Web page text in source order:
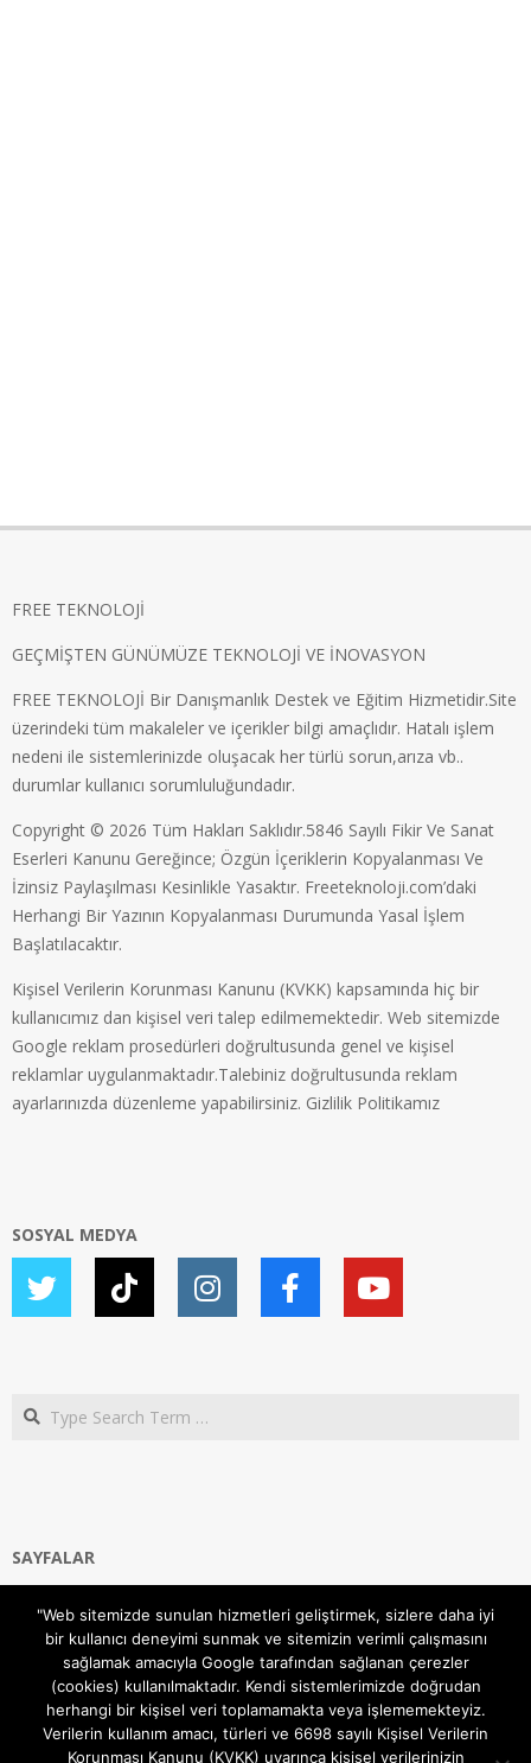
FREE TEKNOLOJİ
GEÇMİŞTEN GÜNÜMÜZE TEKNOLOJİ VE İNOVASYON
FREE TEKNOLOJİ Bir Danışmanlık Destek ve Eğitim Hizmetidir.Site
üzerindeki tüm makaleler ve içerikler bilgi amaçlıdır. Hatalı işlem
nedeni ile sistemlerinizde oluşacak her türlü sorun,arıza vb..
durumlar kullanıcı sorumluluğundadır.
Copyright © 2026 Tüm Hakları Saklıdır.5846 Sayılı Fikir Ve Sanat
Eserleri Kanunu Gereğince; Özgün İçeriklerin Kopyalanması Ve
İzinsiz Paylaşılması Kesinlikle Yasaktır. Freeteknoloji.com’daki
Herhangi Bir Yazının Kopyalanması Durumunda Yasal İşlem
Başlatılacaktır.
Kişisel Verilerin Korunması Kanunu (KVKK) kapsamında hiç bir
kullanıcımız dan kişisel veri talep edilmemektedir. Web sitemizde
Google reklam prosedürleri doğrultusunda genel ve kişisel
reklamlar uygulanmaktadır.Talebiniz doğrultusunda reklam
ayarlarınızda düzenleme yapabilirsiniz. Gizlilik Politikamız
SOSYAL MEDYA
Search
SAYFALAR
Gizlilik ve Çerezler (Cookies) Politikası
Hakkımızda
İletişim Kanalları
MODEM KURULUM
TEKNİK DESTEK
"Web sitemizde sunulan hizmetleri geliştirmek, sizlere daha iyi
bir kullanıcı deneyimi sunmak ve sitemizin verimli çalışmasını
sağlamak amacıyla Google tarafından sağlanan çerezler
(cookies) kullanılmaktadır. Kendi sistemlerimizde doğrudan
herhangi bir kişisel veri toplamamakta veya işlememekteyiz.
Verilerin kullanım amacı, türleri ve 6698 sayılı Kişisel Verilerin
Korunması Kanunu (KVKK) uyarınca kişisel verilerinizin